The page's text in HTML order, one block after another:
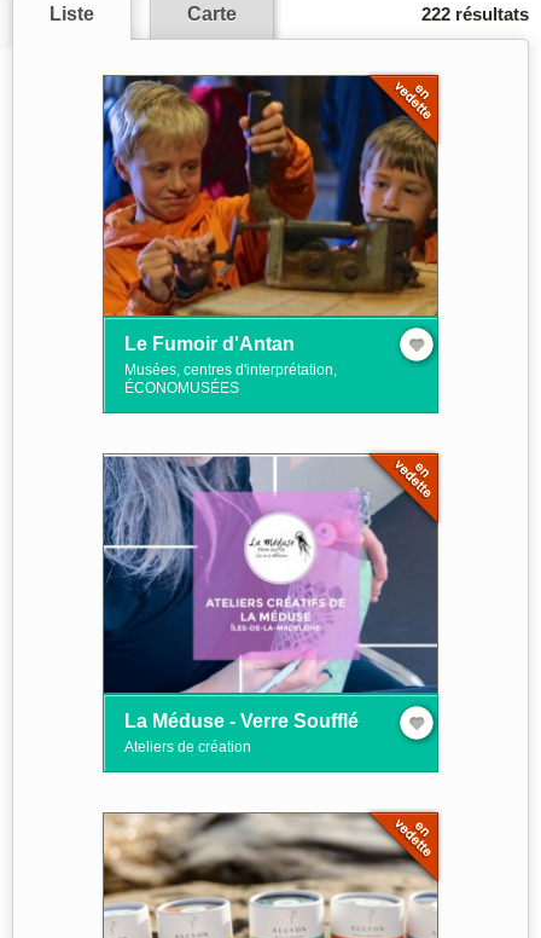
222 résultats
Liste Carte
Le Fumoir d'Antan
Musées, centres d'interprétation,
ÉCONOMUSÉES
La Méduse - Verre Soufflé
Ateliers de création